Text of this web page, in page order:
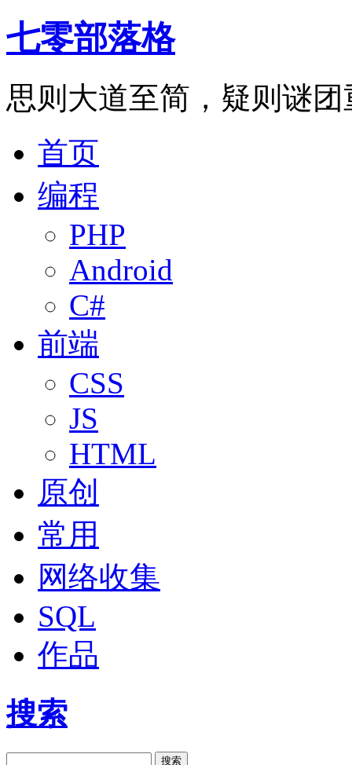
七零部落格
思则大道至简，疑则谜团
首页
编程
PHP
Android
C#
前端
CSS
JS
HTML
原创
常用
网络收集
SQL
作品
搜索